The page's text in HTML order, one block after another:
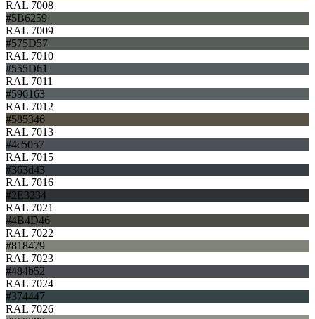
RAL 7008
#5B6259
RAL 7009
#575D57
RAL 7010
#555D61
RAL 7011
#596163
RAL 7012
#585346
RAL 7013
#4c5057
RAL 7015
#363d43
RAL 7016
#2E3234
RAL 7021
#4B4D46
RAL 7022
#818479
RAL 7023
#484b52
RAL 7024
#374447
RAL 7026